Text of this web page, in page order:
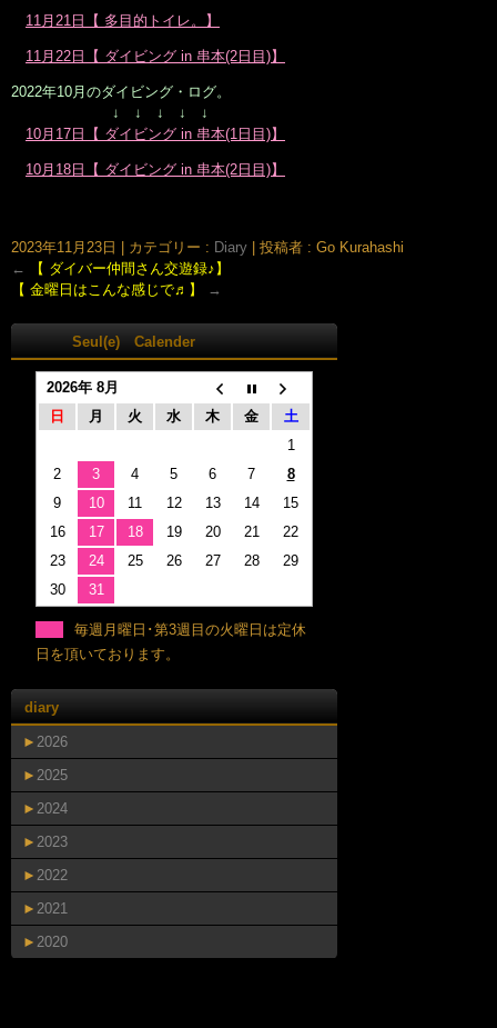
11月21日【 多目的トイレ。】
11月22日【 ダイビング in 串本(2日目)】
2022年10月のダイビング・ログ。
↓ ↓ ↓ ↓ ↓
10月17日【 ダイビング in 串本(1日目)】
10月18日【 ダイビング in 串本(2日目)】
2023年11月23日 カテゴリー : Diary
投稿者 : Go Kurahashi
←
【 ダイバー仲間さん交遊録♪】
【 金曜日はこんな感じで♬】
→
Seul(e) Calender
2026年 8月
日
月 火 水 木 金
土
1
2
3 4 5 6 7
8
9
10 11 12 13 14
15
16
17 18 19 20 21
22
23
24 25 26 27 28
29
30
31
毎週月曜日･第3週目の火曜日は定休
日を頂いております。
diary
► 2026
► 2025
► 2024
► 2023
► 2022
► 2021
► 2020